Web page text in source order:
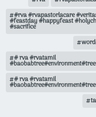
#rva #rvapastorlacare
#feastday #happyfeast
#sacrifice
# rva #rvatamil
# rva #rvatamil